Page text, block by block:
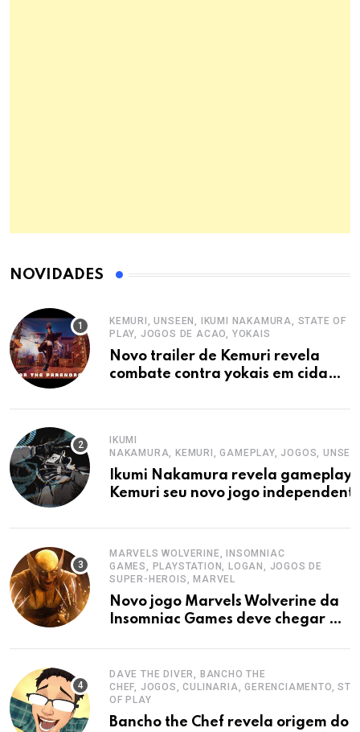
NOVIDADES
KEMURI, UNSEEN, IKUMI NAKAMURA, STATE OF
PLAY, JOGOS DE ACAO, YOKAIS
Novo trailer de Kemuri revela
combate contra yokais em cidade
IKUMI
NAKAMURA, KEMURI, GAMEPLAY, JOGOS,
Ikumi Nakamura revela gameplay
Kemuri seu novo jogo
MARVELS WOLVERINE, INSOMNIAC
GAMES, PLAYSTATION, LOGAN, JOGOS DE
SUPER-HEROIS, MARVEL
Novo jogo Marvels Wolverine da
Insomniac Games deve chegar em
DAVE THE DIVER, BANCHO THE
CHEF, JOGOS, CULINARIA, GERENCIAMENTO,
OF PLAY
Bancho the Chef revela origem do